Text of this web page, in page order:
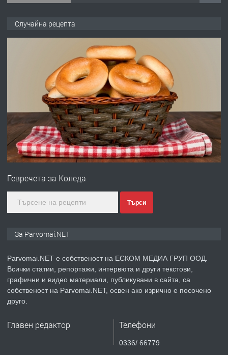
Работа за общи работници
преди 1 година
ПРЕДЛАГА
Първи поход "По стъпките на Ангел
преди 1 година
ПРЕДЛАГА Уроци по Математика
Случайна рецепта
Гевречета за Коледа
Търси
За Parvomai.NET
Parvomai.NET е собственост на ЕСКОМ МЕДИА ГРУП ООД.
Всички статии, репортажи, интервюта и други текстови,
графични и видео материали, публикувани в сайта, са
собственост на Parvomai.NET, освен ако изрично е посочено
друго.
Главен редактор Телефони
0336/ 66779